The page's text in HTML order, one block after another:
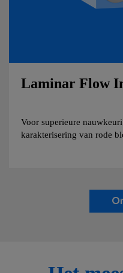
Laminar Flow
Voor superieure
karakterisering van rode